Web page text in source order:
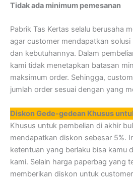
Tidak ada minimum pemesanan
Pabrik Tas Kertas selalu berusaha
agar customer mendapatkan solusi
dan kebutuhannya. Dalam
kami tidak menetapkan batasan
maksimum order. Sehingga,
jumlah order sesuai dengan yang
Diskon Gede-gedean Khusus
Khusus untuk pembelian di akhir
mendapatkan diskon sebesar 5%.
ketentuan yang berlaku bisa kamu
kami. Selain harga paperbag yang
memberikan diskon untuk